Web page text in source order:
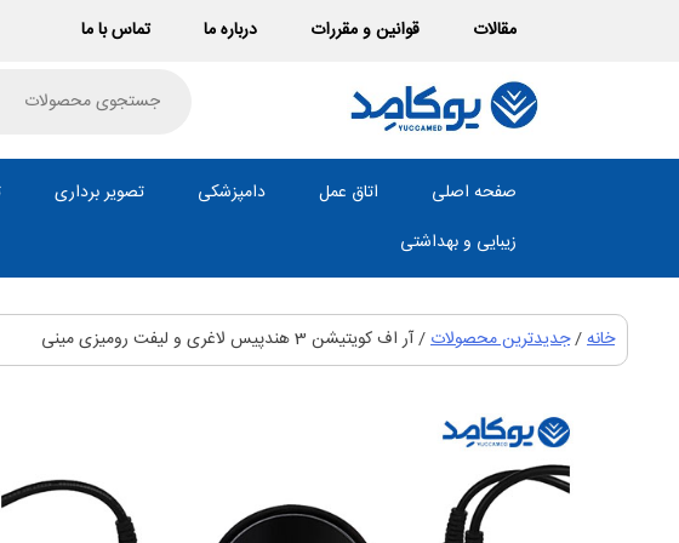
مقالات قوانین و مقررات درباره ما تماس با ما
search
صفحه اصلی اتاق عمل دامپزشکی تصویر برداری
زیبایی و بهداشتی
خانه/جدیدترین محصولات/ آر اف کویتیشن 3 هندپیس لاغری و لیفت رومیزی مینی